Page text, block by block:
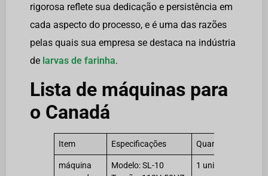
rigorosa reflete sua dedicação e persistência em
cada aspecto do processo, e é uma das razões
pelas quais sua empresa se destaca na indústria
de larvas de farinha.
Lista de máquinas para
o Canadá
Item Especificações Quantidade
máquina
Modelo: SL-10
1 unidade